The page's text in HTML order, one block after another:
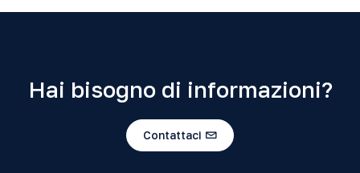
Hai bisogno di informazioni?
Contattaci